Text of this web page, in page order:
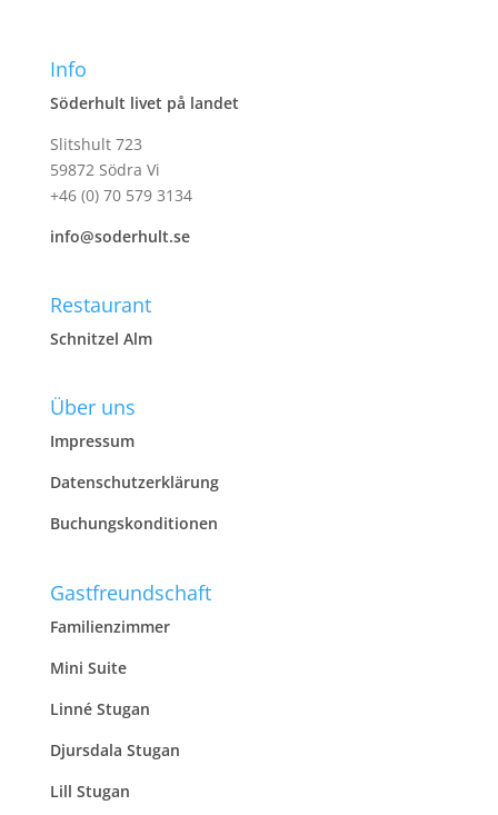
Info
Söderhult livet på landet
Slitshult 723
59872 Södra Vi
+46 (0) 70 579 3134
info@soderhult.se
Restaurant
Schnitzel Alm
Über uns
Impressum
Datenschutzerklärung
Buchungskonditionen
Gastfreundschaft
Familienzimmer
Mini Suite
Linné Stugan
Djursdala Stugan
Lill Stugan